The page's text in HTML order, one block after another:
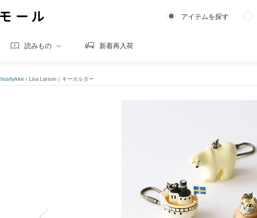
アイテムを探す
読みもの 新着再入荷
hushykke › Lisa Larson｜キーホルダー